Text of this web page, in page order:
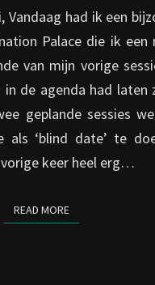
MRS.
DO
EN
MRS.
GIA
Vandaag had ik een
Palace die ik een
van mijn vorige
in de agenda had laten
geplande sessies
als ‘blind date’ te
keer heel erg…
READ MOREREAD MORE